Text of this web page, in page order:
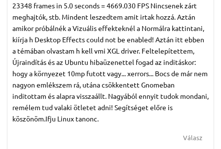
23348 frames in 5.0 seconds = 4669.030 FPS Nincsenek zárt
meghajtók, stb. Mindent leszedtem amit irtak hozzá. Aztán
amikor próbálnék a Vizuális effekteknél a Normálra kattintani,
kiírja h Desktop Effects could not be enabled! Aztán itt ebben
a témában olvastam h kell vmi XGL driver. Feltelepítettem,
Újraindítás és az Ubuntu hibaüzenettel fogad az inditáskor:
hogy a környezet 10mp futott vagy... xerrors... Bocs de már nem
nagyon emlékszem rá, utána csökkentett Gnomeban
inditottam és alapra visszaállt. Nagyából ennyit tudok mondani,
remélem tud valaki ötletet adni! Segítséget előre is
köszönöm.Ifju Linux tanonc.
Válasz